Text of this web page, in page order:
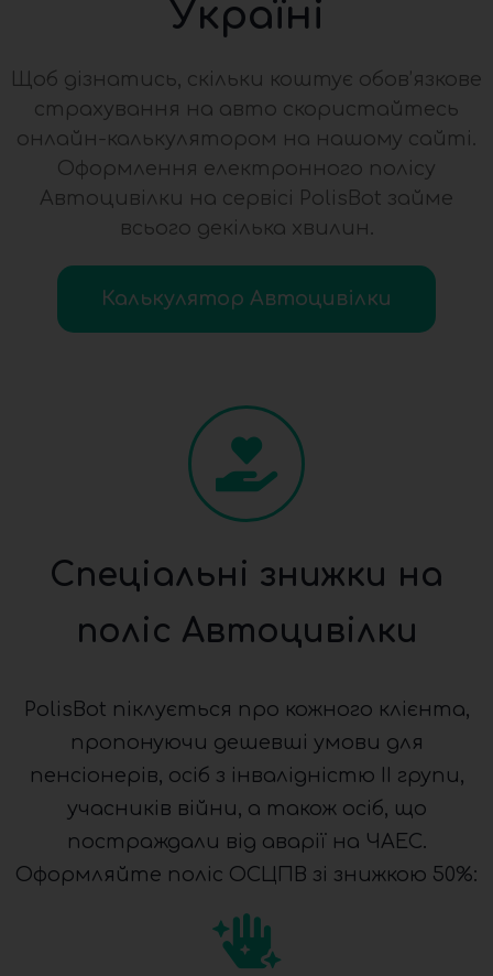
Україні
Щоб дізнатись, скільки коштує обов’язкове
страхування на авто скористайтесь
онлайн-калькулятором на нашому сайті.
Оформлення електронного полісу
Автоцивілки на сервісі PolisBot займе
всього декілька хвилин.
Калькулятор Автоцивілки
Спеціальні знижки на
поліс Автоцивілки
PolisBot піклується про кожного клієнта,
пропонуючи дешевші умови для
пенсіонерів, осіб з інвалідністю ІІ групи,
учасників війни, а також осіб, що
постраждали від аварії на ЧАЕС.
Оформляйте поліс ОСЦПВ зі знижкою 50%: